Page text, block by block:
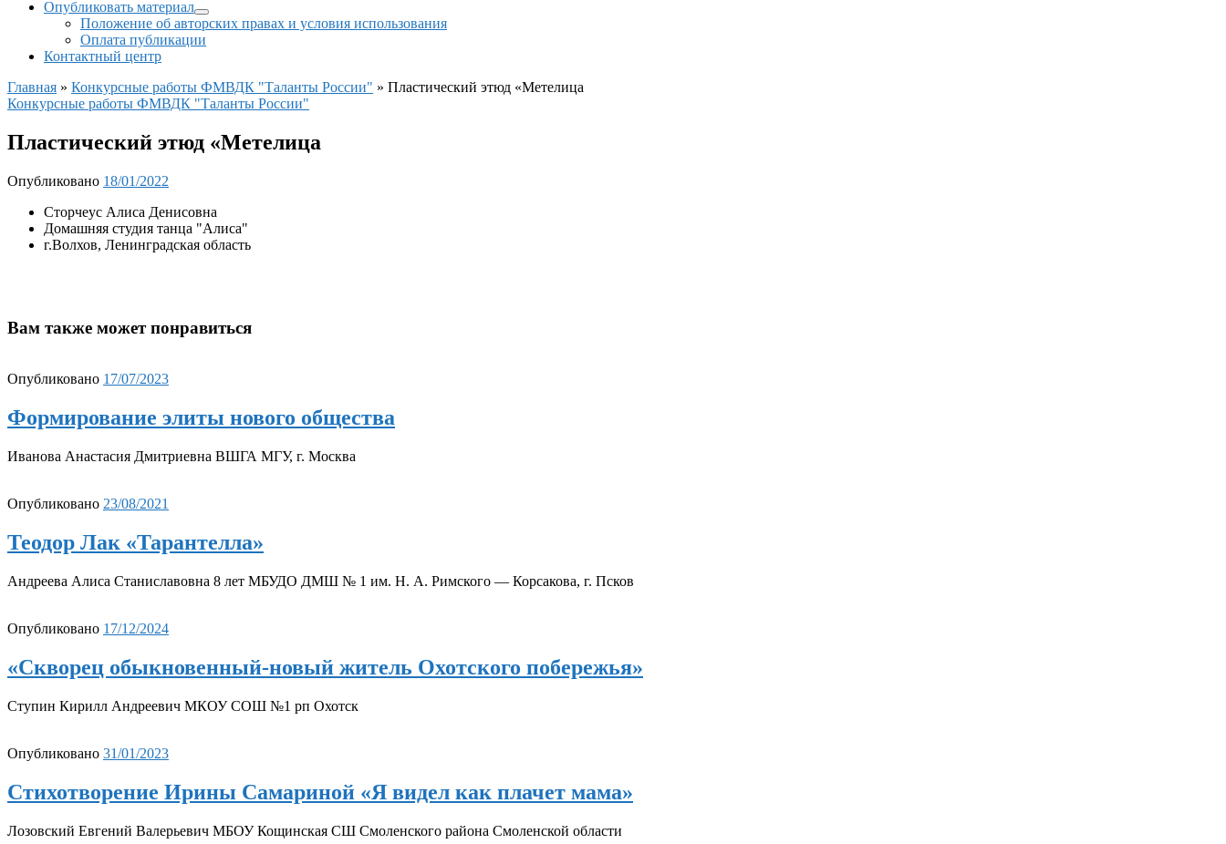
Опубликовать материал
Положение об авторских правах и условия использования
Оплата публикации
Контактный центр
Главная » Конкурсные работы ФМВДК "Таланты России" » Пластический этюд «Метелица
Конкурсные работы ФМВДК "Таланты России"
Пластический этюд «Метелица
Опубликовано 18/01/2022
Сторчеус Алиса Денисовна
Домашняя студия танца "Алиса"
г.Волхов, Ленинградская область
Вам также может понравиться
Опубликовано 17/07/2023
Формирование элиты нового общества
Иванова Анастасия Дмитриевна ВШГА МГУ, г. Москва
Опубликовано 23/08/2021
Теодор Лак «Тарантелла»
Андреева Алиса Станиславовна 8 лет МБУДО ДМШ № 1 им. Н. А. Римского — Корсакова, г. Псков
Опубликовано 17/12/2024
«Скворец обыкновенный-новый житель Охотского побережья»
Ступин Кирилл Андреевич МКОУ СОШ №1 рп Охотск
Опубликовано 31/01/2023
Стихотворение Ирины Самариной «Я видел как плачет мама»
Лозовский Евгений Валерьевич МБОУ Кощинская СШ Смоленского района Смоленской области